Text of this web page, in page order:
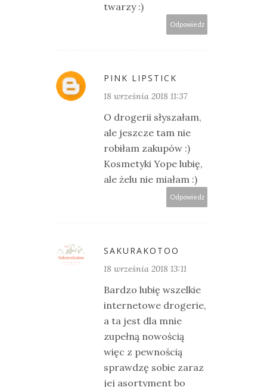
twarzy :)
Odpowiedz
PINK LIPSTICK
18 września 2018 11:37
O drogerii słyszałam,
ale jeszcze tam nie
robiłam zakupów :)
Kosmetyki Yope lubię,
ale żelu nie miałam :)
Odpowiedz
SAKURAKOTOO
18 września 2018 13:11
Bardzo lubię wszelkie
internetowe drogerie,
a ta jest dla mnie
zupełną nowością
więc z pewnością
sprawdzę sobie zaraz
jej asortyment bo